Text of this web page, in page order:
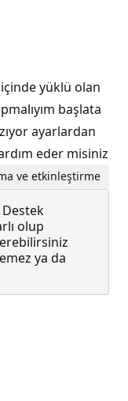
yüklü olan
başlata
ayarlardan
eder misiniz
ve etkinleştirme
olup
ya da